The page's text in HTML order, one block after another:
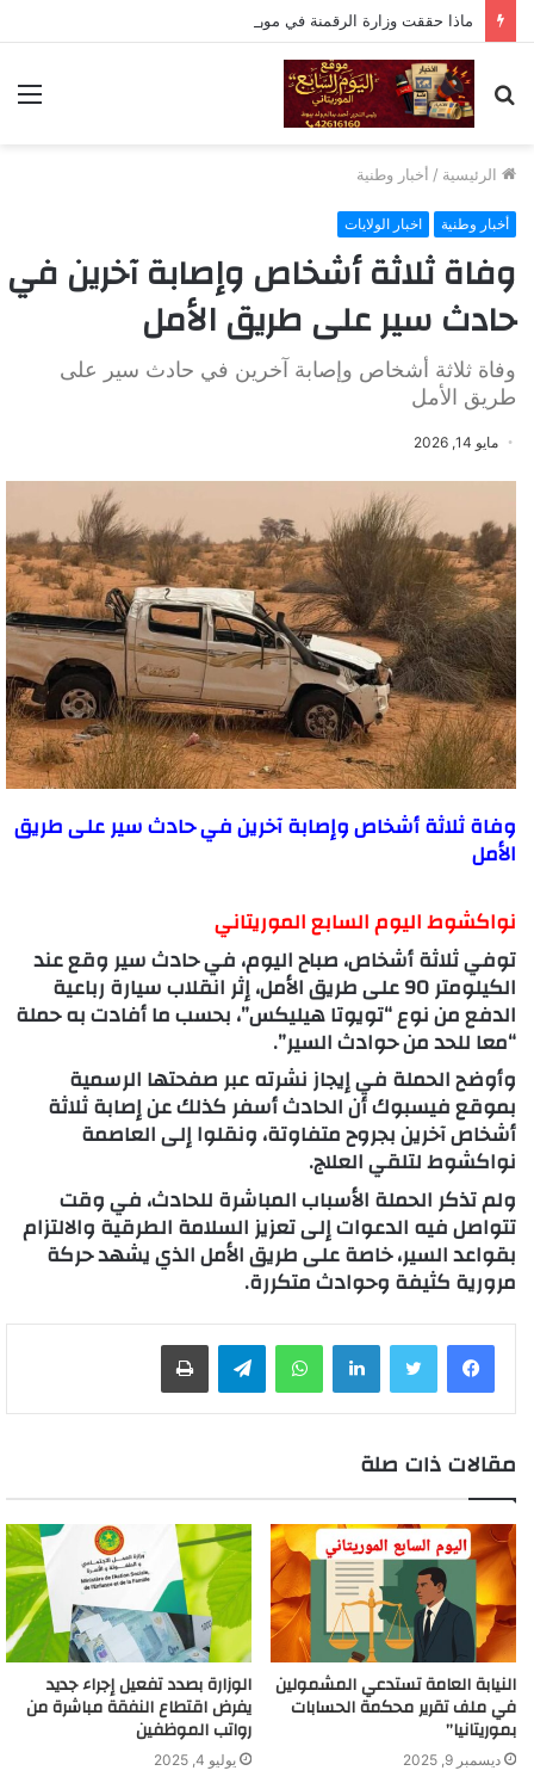
ماذا حققت وزارة الرقمنة في موريتانيا
بحث
عن
الرئيسية / أخبار وطنية
أخبار وطنية اخبار الولايات
وفاة ثلاثة أشخاص وإصابة آخرين في
حادث سير على طريق الأمل
وفاة ثلاثة أشخاص وإصابة آخرين في حادث سير على
طريق الأمل
مايو 14, 2026
وفاة ثلاثة أشخاص وإصابة آخرين في حادث سير على طريق
الأمل
نواكشوط اليوم السابع الموريتاني
توفي ثلاثة أشخاص، صباح اليوم، في حادث سير وقع عند
الكيلومتر 90 على طريق الأمل، إثر انقلاب سيارة رباعية
الدفع من نوع “تويوتا هيليكس”، بحسب ما أفادت به حملة
“معا للحد من حوادث السير”.
وأوضح الحملة في إيجاز نشرته عبر صفحتها الرسمية
بموقع فيسبوك أن الحادث أسفر كذلك عن إصابة ثلاثة
أشخاص آخرين بجروح متفاوتة، ونقلوا إلى العاصمة
نواكشوط لتلقي العلاج.
ولم تذكر الحملة الأسباب المباشرة للحادث، في وقت
تتواصل فيه الدعوات إلى تعزيز السلامة الطرقية والالتزام
بقواعد السير، خاصة على طريق الأمل الذي يشهد حركة
مرورية كثيفة وحوادث متكررة.
لينكدإن واتساب
مقالات ذات صلة
النيابة العامة تستدعي المشمولين
في ملف تقرير محكمة الحسابات
بموريتانيا”
ديسمبر 9, 2025
الوزارة بصدد تفعيل إجراء جديد
يفرض اقتطاع النفقة مباشرة من
رواتب الموظفين
يوليو 4, 2025